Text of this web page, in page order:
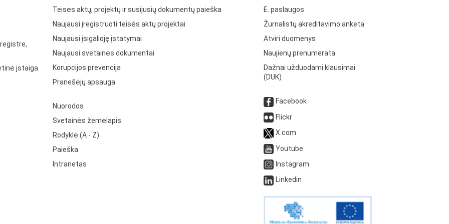
įstaiga
Teisės aktų, projektų ir susijusių dokumentų paieška
Naujausi įregistruoti teisės aktų projektai
Naujausi įsigalioję įstatymai
Naujausi svetainės dokumentai
Korupcijos prevencija
Pranešėjų apsauga
Nuorodos
Svetainės žemėlapis
Rodyklė (A - Z)
Paieška
Intranetas
E. paslaugos
Žurnalistų akreditavimo anketa
Atviri duomenys
Naujienų prenumerata
Dažnai užduodami klausimai
(DUK)
Facebook
Flickr
X.com
Youtube
Instagram
Linkedin